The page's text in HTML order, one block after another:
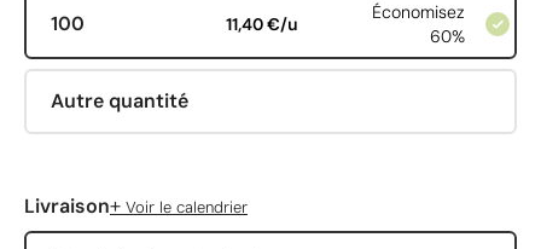
100 11,40 €/u
Économisez
60%
Autre quantité
Livraison+ Voir le calendrier